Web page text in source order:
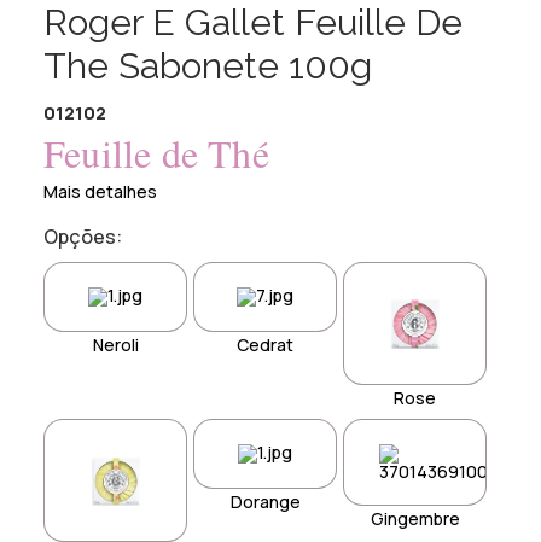
Roger E Gallet Feuille De
The Sabonete 100g
012102
Feuille de Thé
Mais detalhes
Opções:
Neroli Cedrat
Rose
Dorange
Gingembre